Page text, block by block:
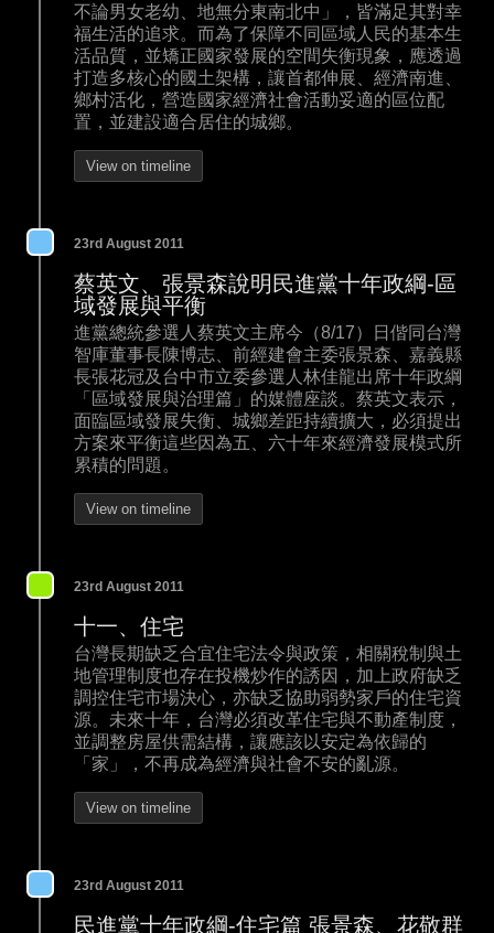
不論男女老幼、地無分東南北中」，皆滿足其對幸
福生活的追求。而為了保障不同區域人民的基本生
活品質，並矯正國家發展的空間失衡現象，應透過
打造多核心的國土架構，讓首都伸展、經濟南進、
鄉村活化，營造國家經濟社會活動妥適的區位配
置，並建設適合居住的城鄉。
View on timeline
23rd August 2011
蔡英文、張景森說明民進黨十年政綱-區
域發展與平衡
進黨總統參選人蔡英文主席今（8/17）日偕同台灣
智庫董事長陳博志、前經建會主委張景森、嘉義縣
長張花冠及台中市立委參選人林佳龍出席十年政綱
「區域發展與治理篇」的媒體座談。蔡英文表示，
面臨區域發展失衡、城鄉差距持續擴大，必須提出
方案來平衡這些因為五、六十年來經濟發展模式所
累積的問題。
View on timeline
23rd August 2011
十一、住宅
台灣長期缺乏合宜住宅法令與政策，相關稅制與土
地管理制度也存在投機炒作的誘因，加上政府缺乏
調控住宅市場決心，亦缺乏協助弱勢家戶的住宅資
源。未來十年，台灣必須改革住宅與不動產制度，
並調整房屋供需結構，讓應該以安定為依歸的
「家」，不再成為經濟與社會不安的亂源。
View on timeline
23rd August 2011
民進黨十年政綱-住宅篇 張景森、花敬群